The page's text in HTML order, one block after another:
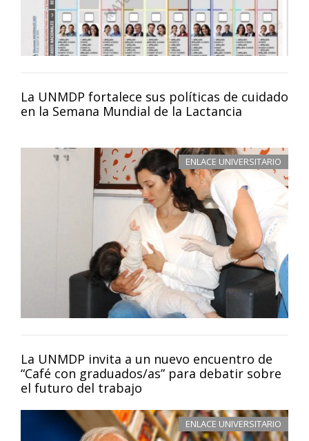
La UNMDP fortalece sus políticas de cuidado
en la Semana Mundial de la Lactancia
ENLACE UNIVERSITARIO
La UNMDP invita a un nuevo encuentro de
“Café con graduados/as” para debatir sobre
el futuro del trabajo
ENLACE UNIVERSITARIO